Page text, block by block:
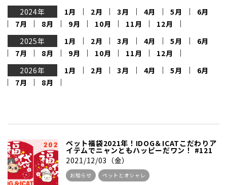
2024年
1月 2月 3月 4月 5月
6月
7月
8月 9月 10月 11月
12月
2025年
1月 2月 3月 4月 5月
6月
7月
8月 9月 10月 11月
12月
2026年
1月 2月 3月 4月 5月
6月
7月
8月
ペット福袋2021年！IDOG＆ICATこだわりア
イテムでニャンともハッピーだワン！ #121
2021/12/03（金）
お知らせ ペットとオシャレ